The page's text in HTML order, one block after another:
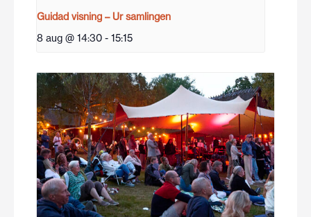
Guidad visning – Ur samlingen
8 aug @ 14:30 - 15:15